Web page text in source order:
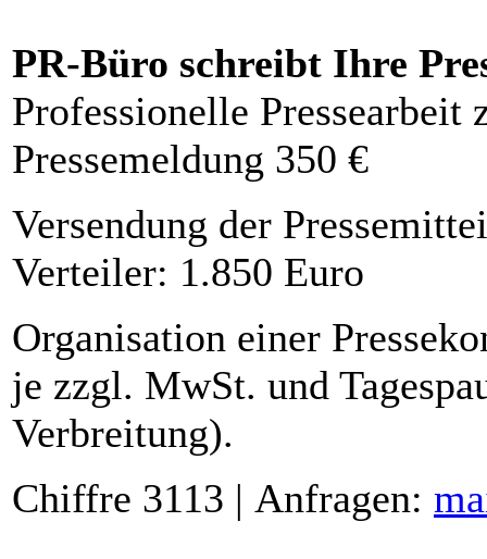
PR-Büro schreibt Ihre
Professionelle Pressearbeit
Pressemeldung 350 €
Versendung der
Verteiler: 1.850 Euro
Organisation einer
je zzgl. MwSt. und
Verbreitung).
Chiffre 3113 | Anfragen: